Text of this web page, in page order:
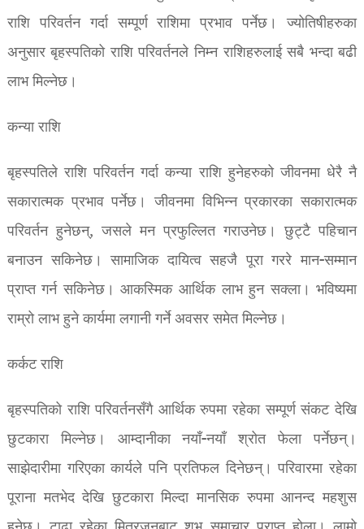
राशि परिवर्तन गर्दा सम्पूर्ण राशिमा प्रभाव पर्नेछ। ज्योतिषीहरुका
अनुसार बृहस्पतिको राशि परिवर्तनले निम्न राशिहरुलाई सबै भन्दा बढी
लाभ मिल्नेछ।
कन्या राशि
बृहस्पतिले राशि परिवर्तन गर्दा कन्या राशि हुनेहरुको जीवनमा धेरै नै
सकारात्मक प्रभाव पर्नेछ। जीवनमा विभिन्न प्रकारका सकारात्मक
परिवर्तन हुनेछन्, जसले मन प्रफुल्लित गराउनेछ। छुट्टै पहिचान
बनाउन सकिनेछ। सामाजिक दायित्व सहजै पूरा गररे मान-सम्मान
प्राप्त गर्न सकिनेछ। आकस्मिक आर्थिक लाभ हुन सक्ला। भविष्यमा
राम्रो लाभ हुने कार्यमा लगानी गर्ने अवसर समेत मिल्नेछ।
कर्कट राशि
बृहस्पतिको राशि परिवर्तनसँगै आर्थिक रुपमा रहेका सम्पूर्ण संकट देखि
छुटकारा मिल्नेछ। आम्दानीका नयाँ-नयाँ श्रोत फेला पर्नेछन्।
साझेदारीमा गरिएका कार्यले पनि प्रतिफल दिनेछन्। परिवारमा रहेका
पूराना मतभेद देखि छुटकारा मिल्दा मानसिक रुपमा आनन्द महशुस